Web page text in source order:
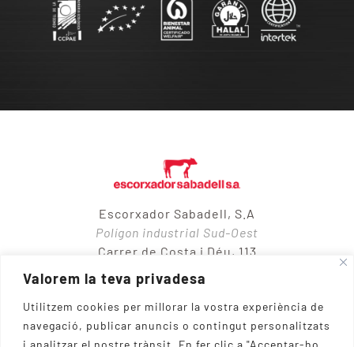
Valorem la teva privadesa
Utilitzem cookies per millorar la vostra experiència de
navegació, publicar anuncis o contingut personalitzats
i analitzar el nostre trànsit.
En fer clic a "Acceptar-ho
Escorxador Sabadell, S.A
Polígon industrial Sud-Oest
Carrer de Costa i Déu, 113
08205 – Sabadell
937 10 65 50